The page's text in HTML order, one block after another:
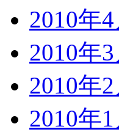
2010年4
2010年3
2010年2
2010年1